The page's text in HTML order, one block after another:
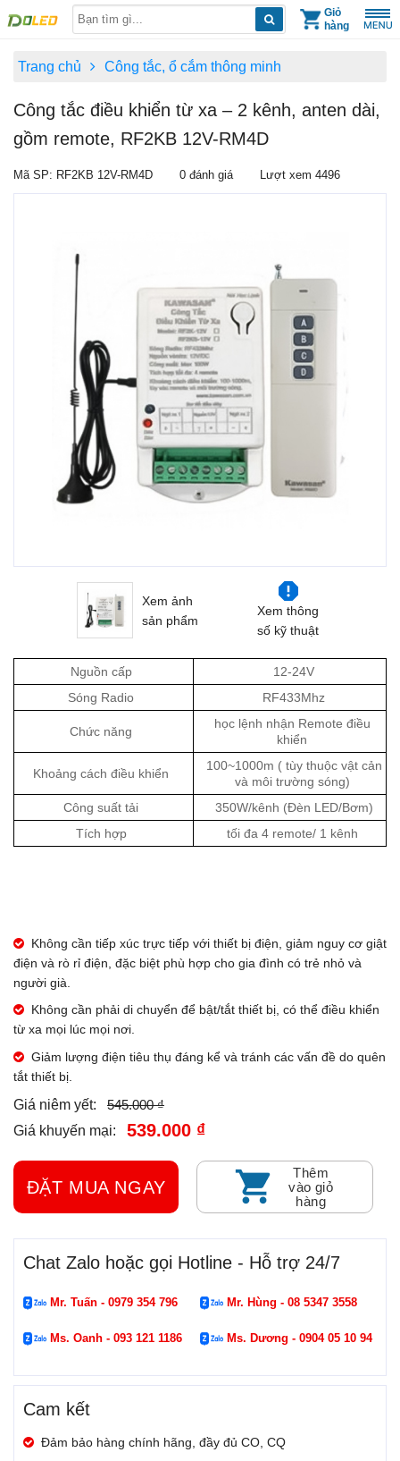
Giỏ
hàng
Trang chủ Công tắc, ổ cắm thông minh
Công tắc điều khiển từ xa – 2 kênh, anten dài,
gồm remote, RF2KB 12V-RM4D
Mã SP: RF2KB 12V-RM4D 0 đánh giá Lượt xem 4496
Xem ảnh
sản phẩm
Xem thông
số kỹ thuật
Nguồn cấp
12-24V
Sóng Radio
RF433Mhz
Chức năng
học lệnh nhận Remote điều
khiển
Khoảng cách điều khiển
100~1000m ( tùy thuộc vật cản
và môi trường sóng)
Công suất tải
350W/kênh (Đèn LED/Bơm)
Tích hợp
tối đa 4 remote/ 1 kênh
Không cần tiếp xúc trực tiếp với thiết bị điện, giảm nguy cơ giật
điện và rò rỉ điện, đặc biệt phù hợp cho gia đình có trẻ nhỏ và
người già.
Không cần phải di chuyển để bật/tắt thiết bị, có thể điều khiển
từ xa mọi lúc mọi nơi.
Giảm lượng điện tiêu thụ đáng kể và tránh các vấn đề do quên
tắt thiết bị.
Giá niêm yết:
545.000 ₫
Giá khuyến mại:
539.000 ₫
ĐẶT MUA NGAY
Thêm
vào giỏ
hàng
Chat Zalo hoặc gọi Hotline - Hỗ trợ 24/7
Mr. Tuấn - 0979 354 796 Mr. Hùng - 08 5347 3558
Ms. Oanh - 093 121 1186 Ms. Dương - 0904 05 10 94
Cam kết
Đảm bảo hàng chính hãng, đầy đủ CO, CQ